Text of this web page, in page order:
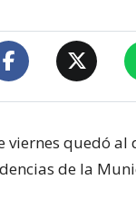
viernes quedó
de la